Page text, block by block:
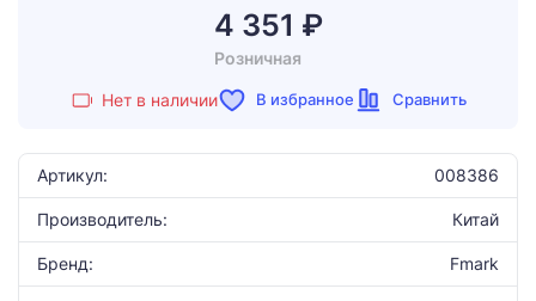
4 351 ₽
Розничная
Нет в наличии В избранное Сравнить
Артикул: 008386
Производитель: Китай
Бренд: Fmark